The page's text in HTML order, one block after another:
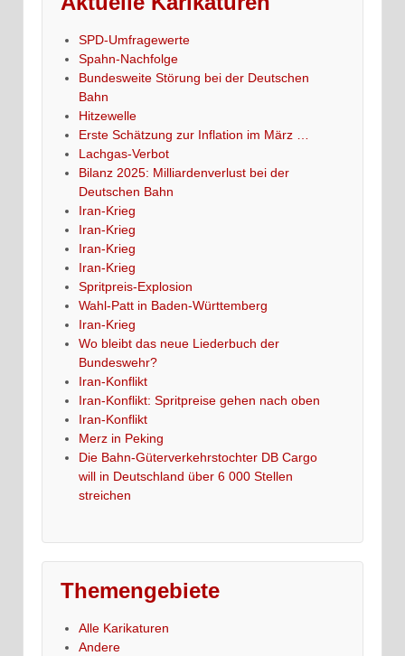
SPD-Umfragewerte
Spahn-Nachfolge
Bundesweite Störung bei der Deutschen
Bahn
Hitzewelle
Erste Schätzung zur Inflation im März …
Lachgas-Verbot
Bilanz 2025: Milliardenverlust bei der
Deutschen Bahn
Iran-Krieg
Iran-Krieg
Iran-Krieg
Iran-Krieg
Spritpreis-Explosion
Wahl-Patt in Baden-Württemberg
Iran-Krieg
Wo bleibt das neue Liederbuch der
Bundeswehr?
Iran-Konflikt
Iran-Konflikt: Spritpreise gehen nach oben
Iran-Konflikt
Merz in Peking
Die Bahn-Güterverkehrstochter DB Cargo
will in Deutschland über 6 000 Stellen
streichen
Themengebiete
Alle Karikaturen
Andere